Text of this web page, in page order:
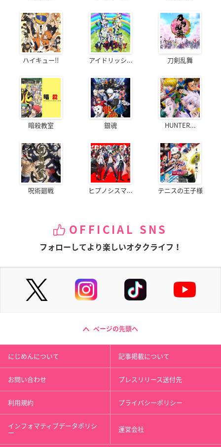
ハイキュー!! アイドリッシ... 刀剣乱舞
暗殺教室 銀魂 HUNTER...
呪術廻戦 ヒプノシスマ... テニスの王子様
OFFICIAL SNS
フォローしてより楽しいオタクライフ！
ページの先頭へ
にじめんについて 記事掲載について
お問い合わせ プレスリリース送付先
利用規約 プライバシーポリシー
インフォマティブデータポリシ
ー 運営会社